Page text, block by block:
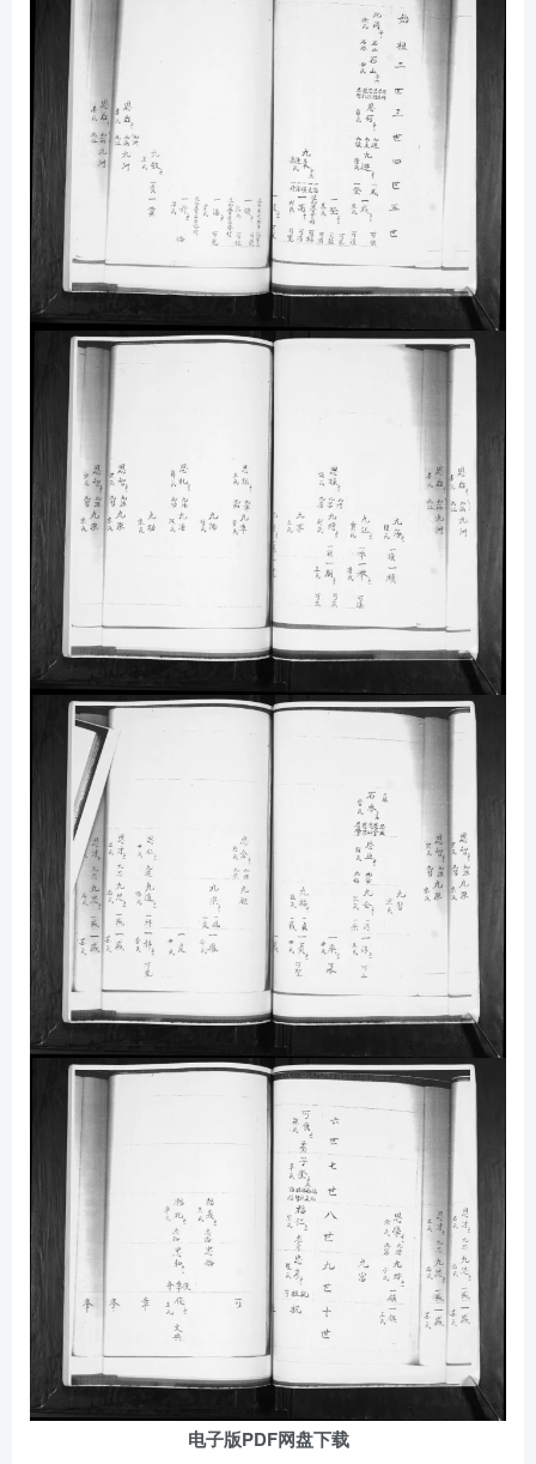
电子版PDF网盘下载